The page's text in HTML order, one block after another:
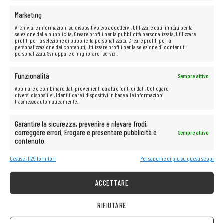
Marketing
Archiviare informazioni su dispositivo e/o accedervi, Utilizzare dati limitati per la
selezione della pubblicità, Creare profili per la pubblicità personalizzata, Utilizzare
profili per la selezione di pubblicità personalizzata, Creare profili per la
personalizzazione dei contenuti, Utilizzare profili per la selezione di contenuti
personalizzati, Sviluppare e migliorare i servizi.
Funzionalità
Sempre attivo
Abbinare e combinare dati provenienti da altre fonti di dati, Collegare
diversi dispositivi, Identificare i dispositivi in base alle informazioni
trasmesse automaticamente.
Garantire la sicurezza, prevenire e rilevare frodi,
correggere errori, Erogare e presentare pubblicità e
contenuto.
Sempre attivo
Gestisci 1129 fornitori Per saperne di più su questi scopi
ACCETTARE
RIFIUTARE